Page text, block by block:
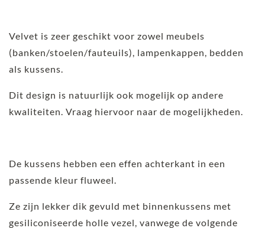
Velvet is zeer geschikt voor zowel meubels
(banken/stoelen/fauteuils), lampenkappen, bedden
als kussens.
Dit design is natuurlijk ook mogelijk op andere
kwaliteiten. Vraag hiervoor naar de mogelijkheden.
De kussens hebben een effen achterkant in een
passende kleur fluweel.
Ze zijn lekker dik gevuld met binnenkussens met
gesiliconiseerde holle vezel, vanwege de volgende